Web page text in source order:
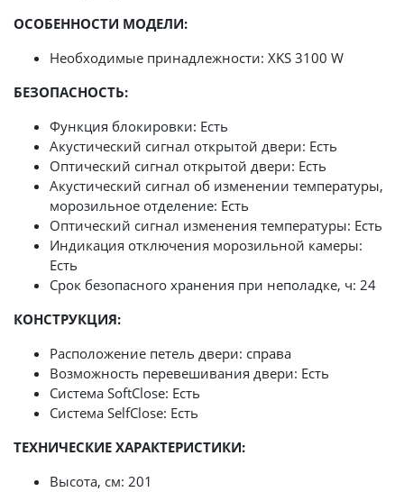
ОСОБЕННОСТИ МОДЕЛИ:
Необходимые принадлежности: XKS 3100 W
БЕЗОПАСНОСТЬ:
Функция блокировки: Есть
Акустический сигнал открытой двери: Есть
Оптический сигнал открытой двери: Есть
Акустический сигнал об изменении температуры,
морозильное отделение: Есть
Оптический сигнал изменения температуры: Есть
Индикация отключения морозильной камеры:
Есть
Срок безопасного хранения при неполадке, ч: 24
КОНСТРУКЦИЯ:
Расположение петель двери: справа
Возможность перевешивания двери: Есть
Система SoftClose: Есть
Система SelfClose: Есть
ТЕХНИЧЕСКИЕ ХАРАКТЕРИСТИКИ:
Высота, см: 201